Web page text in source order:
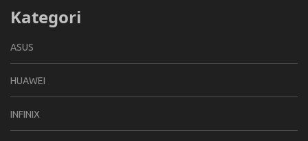
Kategori
ASUS
HUAWEI
INFINIX